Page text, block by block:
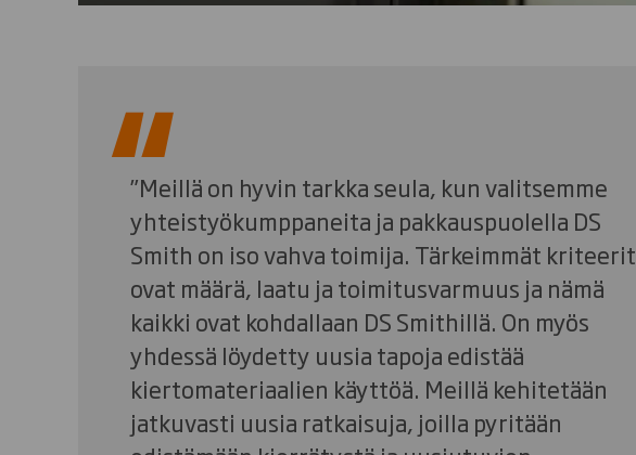
”Meillä on hyvin tarkka seula, kun valitsemme
yhteistyökumppaneita ja pakkauspuolella DS
Smith on iso vahva toimija. Tärkeimmät kriteerit
ovat määrä, laatu ja toimitusvarmuus ja nämä
kaikki ovat kohdallaan DS Smithillä. On myös
yhdessä löydetty uusia tapoja edistää
kiertomateriaalien käyttöä. Meillä kehitetään
jatkuvasti uusia ratkaisuja, joilla pyritään